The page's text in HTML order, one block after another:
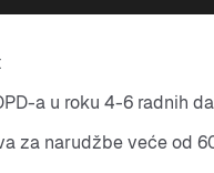
a u roku 4-6 radnih
za narudžbe veće od